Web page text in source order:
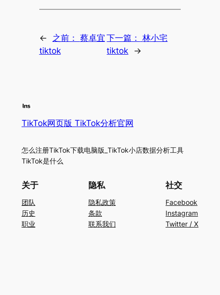
← 之前： 蔡卓宜
tiktok
下一篇：
林小宅
tiktok
→
TikTok网页版 TikTok分析官网
怎么注册TikTok下载电脑版_TikTok小店数据分析工具
TikTok是什么
关于
团队
历史
职业
隐私
隐私政策
条款
联系我们
社交
Facebook
Instagram
Twitter / X